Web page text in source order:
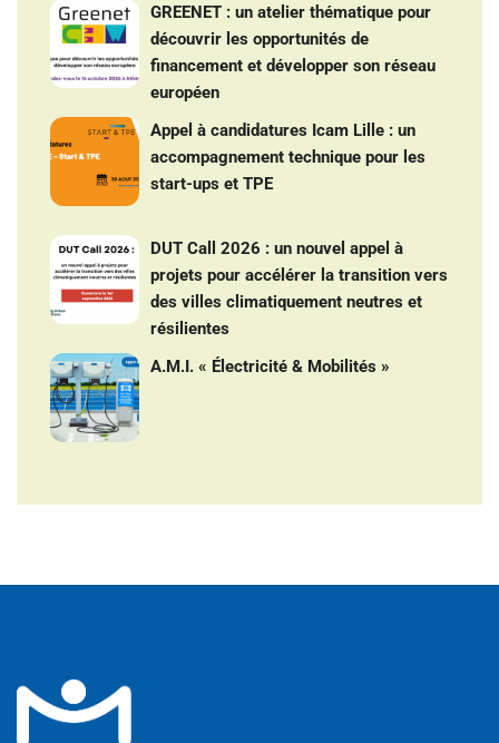
GREENET : un atelier thématique pour
découvrir les opportunités de
financement et développer son réseau
européen
Appel à candidatures Icam Lille : un
accompagnement technique pour les
start-ups et TPE
DUT Call 2026 : un nouvel appel à
projets pour accélérer la transition vers
des villes climatiquement neutres et
résilientes
A.M.I. « Électricité & Mobilités »